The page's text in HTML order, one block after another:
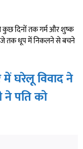
कुछ दिनों तक गर्म और शुष्क
बजे तक धूप में निकलने से बचने
घरेलू विवाद ने
ने पति को